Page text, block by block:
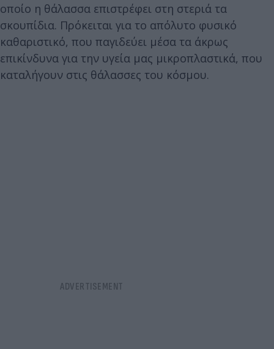
οποίο η θάλασσα επιστρέφει στη στεριά τα
σκουπίδια. Πρόκειται για το απόλυτο φυσικό
καθαριστικό, που παγιδεύει μέσα τα άκρως
επικίνδυνα για την υγεία μας μικροπλαστικά, που
καταλήγουν στις θάλασσες του κόσμου.